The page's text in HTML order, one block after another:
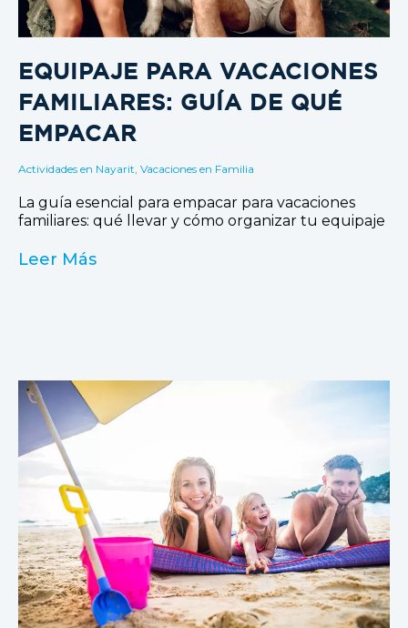
EQUIPAJE PARA VACACIONES
FAMILIARES: GUÍA DE QUÉ
EMPACAR
Actividades en Nayarit, Vacaciones en Familia
La guía esencial para empacar para vacaciones
familiares: qué llevar y cómo organizar tu equipaje
Leer Más